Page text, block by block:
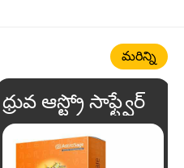
మరిన్ని
ధ్రువ ఆస్ట్రో సాఫ్ట్వేర్